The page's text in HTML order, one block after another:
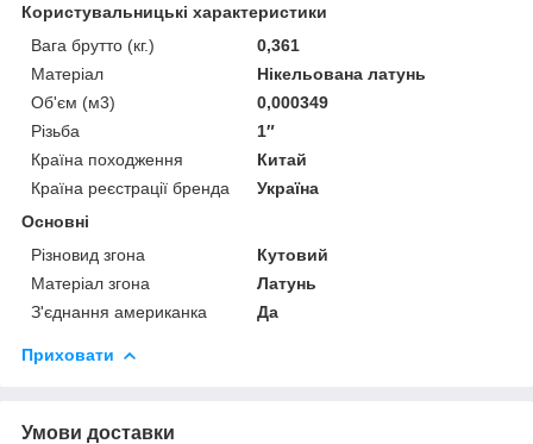
Користувальницькі характеристики
Вага брутто (кг.)
0,361
Матеріал
Нікельована латунь
Об'єм (м3)
0,000349
Різьба
1″
Країна походження
Китай
Країна реєстрації бренда
Україна
Основні
Різновид згона
Кутовий
Матеріал згона
Латунь
З'єднання американка
Да
Приховати
Умови доставки